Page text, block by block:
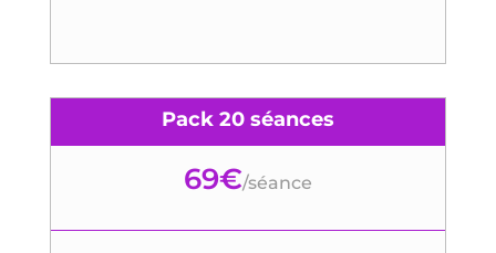
Pack 20 séances
69€/séance